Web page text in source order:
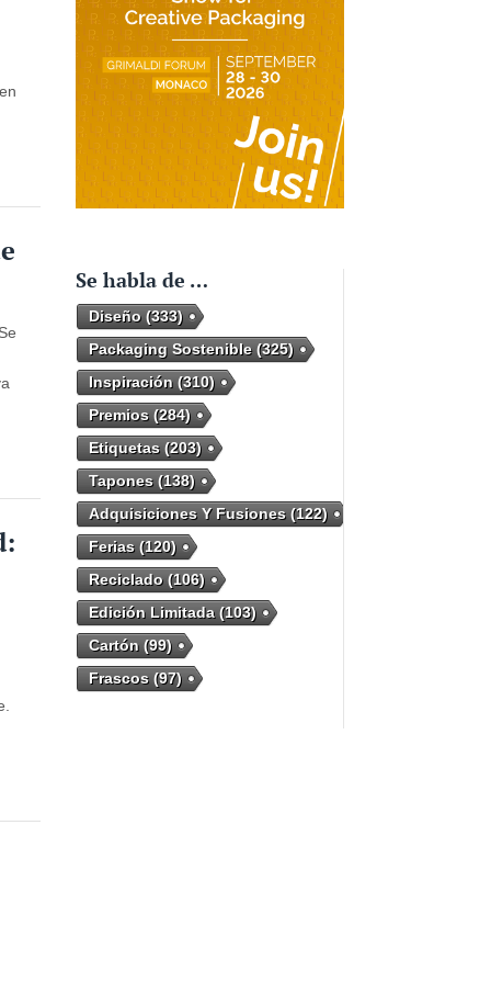
Se habla de …
Diseño(333)
Packaging Sostenible(325)
Inspiración(310)
Premios(284)
Etiquetas(203)
Tapones(138)
Adquisiciones Y Fusiones(122)
Ferias(120)
Reciclado(106)
Edición Limitada(103)
Cartón(99)
Frascos(97)